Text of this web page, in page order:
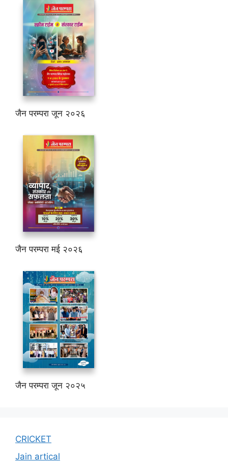
जैन परम्परा जून २०२६
जैन परम्परा मई २०२६
जैन परम्परा जून २०२५
CRICKET
Jain artical